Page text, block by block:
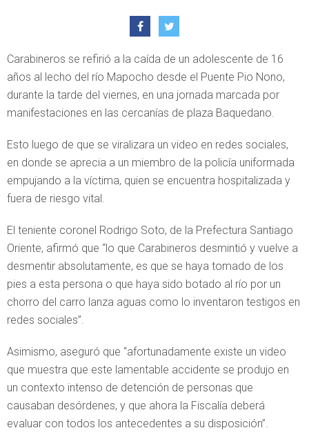
Carabineros se refirió a la caída de un adolescente de 16
años al lecho del río Mapocho desde el Puente Pio Nono,
durante la tarde del viernes, en una jornada marcada por
manifestaciones en las cercanías de plaza Baquedano.
Esto luego de que se viralizara un video en redes sociales,
en donde se aprecia a un miembro de la policía uniformada
empujando a la víctima, quien se encuentra hospitalizada y
fuera de riesgo vital.
El teniente coronel Rodrigo Soto, de la Prefectura Santiago
Oriente, afirmó que “lo que Carabineros desmintió y vuelve a
desmentir absolutamente, es que se haya tomado de los
pies a esta persona o que haya sido botado al río por un
chorro del carro lanza aguas como lo inventaron testigos en
redes sociales”.
Asimismo, aseguró que “afortunadamente existe un video
que muestra que este lamentable accidente se produjo en
un contexto intenso de detención de personas que
causaban desórdenes, y que ahora la Fiscalía deberá
evaluar con todos los antecedentes a su disposición”.